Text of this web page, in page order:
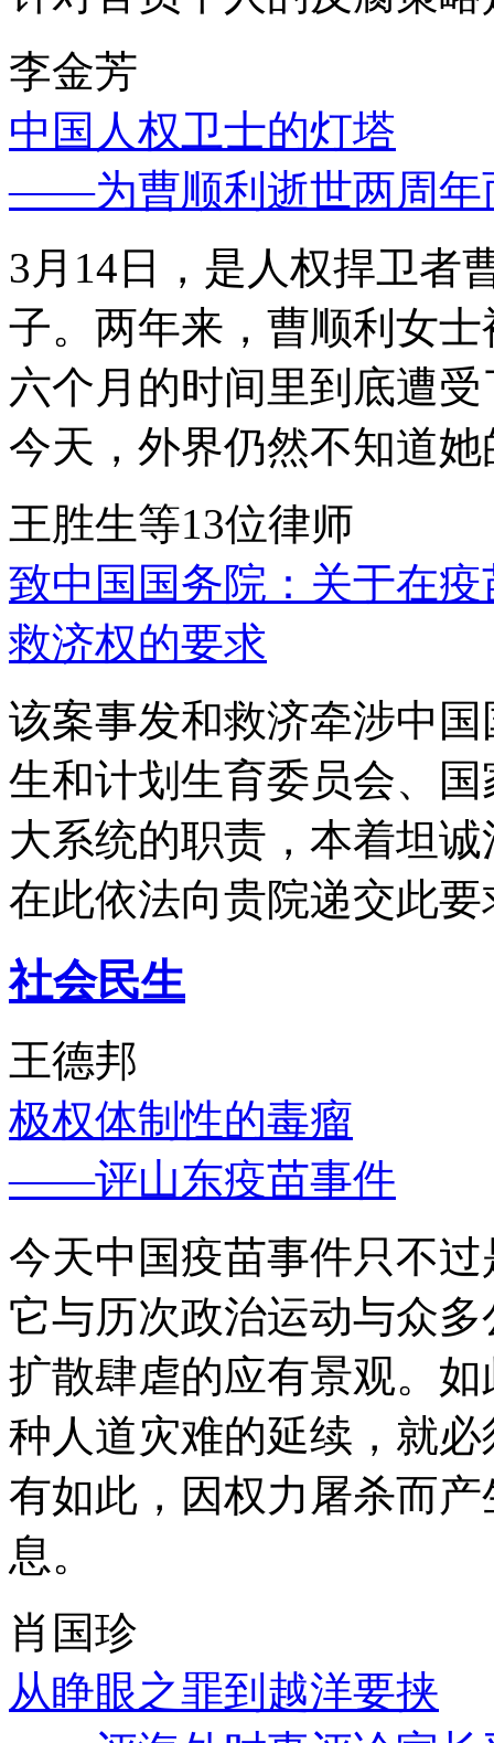
李金芳
中国人权卫士的灯塔
——为曹顺利逝世两周年
3月14日，是人权捍卫者
子。两年来，曹顺利女
六个月的时间里到底遭
今天，外界仍然不知道
王胜生等13位律师
致中国国务院：关于在
救济权的要求
该案事发和救济牵涉中
生和计划生育委员会、
大系统的职责，本着坦
在此依法向贵院递交此要
社会民生
王德邦
极权体制性的毒瘤
——评山东疫苗事件
今天中国疫苗事件只不
它与历次政治运动与众
扩散肆虐的应有景观。
种人道灾难的延续，就
有如此，因权力屠杀而
息。
肖国珍
从睁眼之罪到越洋要挟